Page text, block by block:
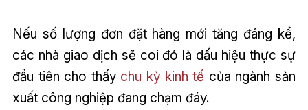
Nếu số lượng đơn đặt hàng mới tăng đáng kể,
các nhà giao dịch sẽ coi đó là dấu hiệu thực sự
đầu tiên cho thấy chu kỳ kinh tế của ngành sản
xuất công nghiệp đang chạm đáy.